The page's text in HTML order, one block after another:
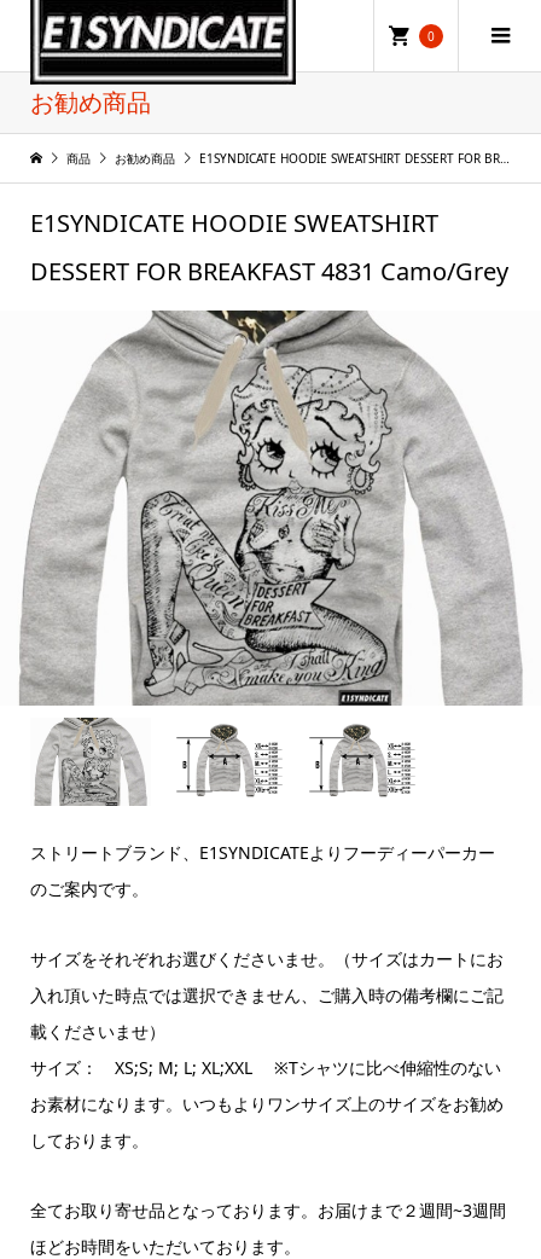
0
お勧め商品
商品 お勧め商品 E1SYNDICATE HOODIE SWEATSHIRT DESSERT FOR BREAKFAST 4831 Camo/Grey
E1SYNDICATE HOODIE SWEATSHIRT
DESSERT FOR BREAKFAST 4831 Camo/Grey
ストリートブランド、E1SYNDICATEよりフーディーパーカー
のご案内です。
サイズをそれぞれお選びくださいませ。（サイズはカートにお
入れ頂いた時点では選択できません、ご購入時の備考欄にご記
載くださいませ）
サイズ： XS;S; M; L; XL;XXL ※Tシャツに比べ伸縮性のない
お素材になります。いつもよりワンサイズ上のサイズをお勧め
しております。
全てお取り寄せ品となっております。お届けまで２週間~3週間
ほどお時間をいただいております。